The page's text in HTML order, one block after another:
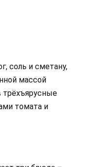
соль и сметану,
массой
трёхъярусные
томата и